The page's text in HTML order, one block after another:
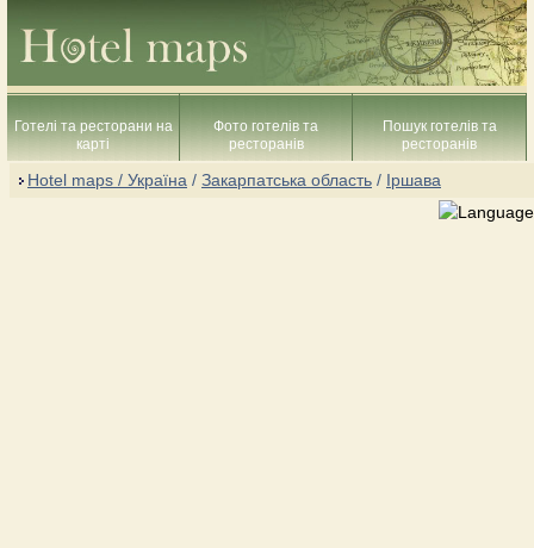
Готелі та ресторани на
карті
Фото готелів та
ресторанів
Пошук готелів та
ресторанів
Hotel maps / Україна / Закарпатська область / Іршава